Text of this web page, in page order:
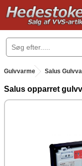
.
Gulvvarme . Salus
Salus opparret